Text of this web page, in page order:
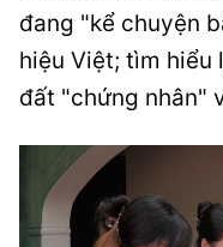
đang "kể chuyện
hiệu Việt; tìm hiểu
đất "chứng nhân"